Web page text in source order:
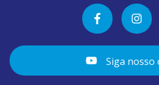
Siga nosso